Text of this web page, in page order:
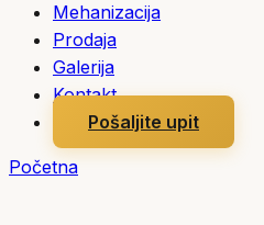
Mehanizacija
Prodaja
Galerija
Kontakt
Pošaljite upit
Početna